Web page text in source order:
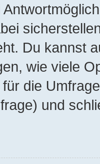
Du kannst
wie viele
die
und